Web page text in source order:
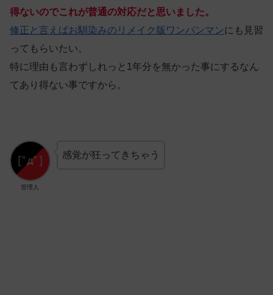
得ないのでこれが普通の対応だと思いました。
修正と言えばお馴染みのリメイク版ワンパンマンにも見習
ってもらいたい。
特に理由も言わずしれっと1年分を無かった事にするなん
てあり得ない事ですから。
管理人
感覚が狂ってきちゃう